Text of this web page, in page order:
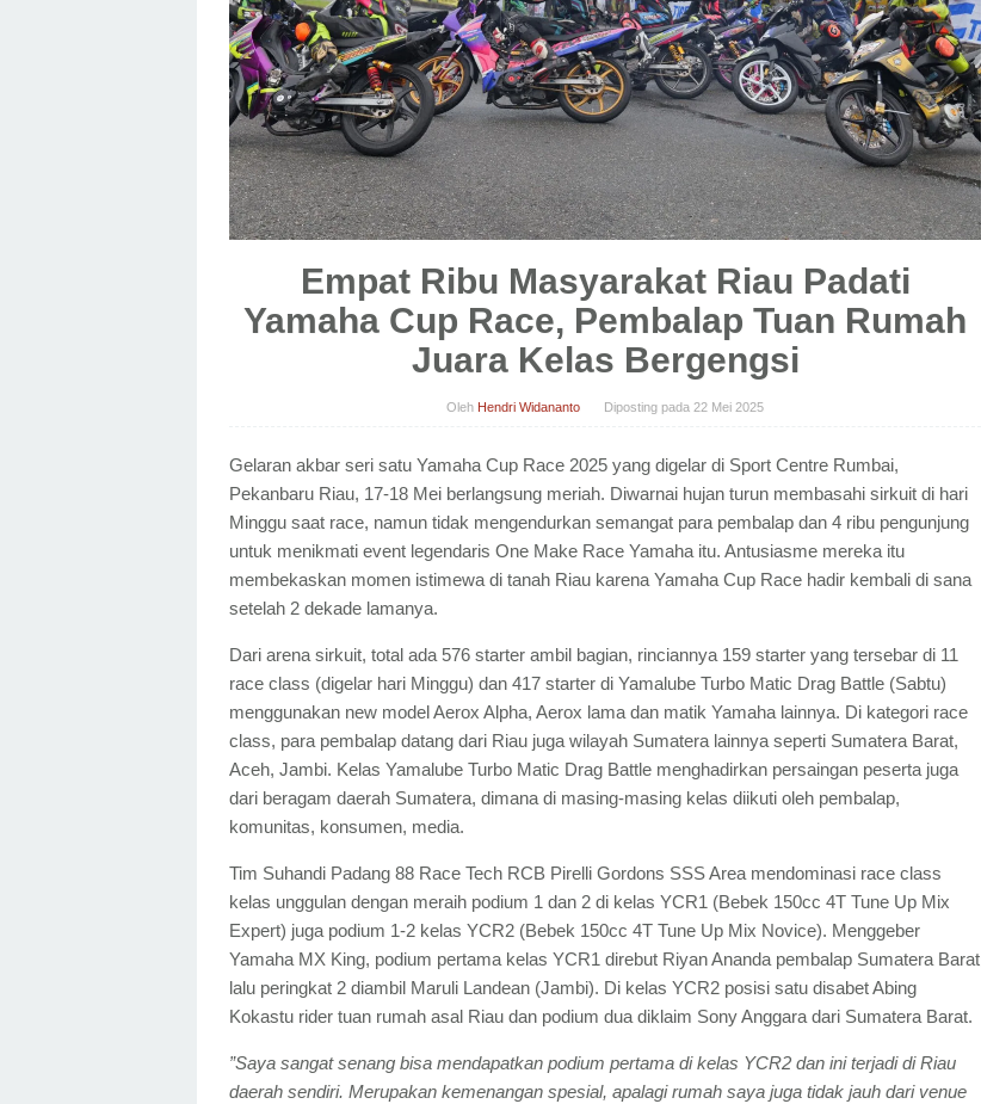
Empat Ribu Masyarakat Riau Padati
Yamaha Cup Race, Pembalap Tuan Rumah
Juara Kelas Bergengsi
Oleh Hendri Widananto Diposting pada 22 Mei 2025
Gelaran akbar seri satu Yamaha Cup Race 2025 yang digelar di Sport Centre Rumbai,
Pekanbaru Riau, 17-18 Mei berlangsung meriah. Diwarnai hujan turun membasahi sirkuit di hari
Minggu saat race, namun tidak mengendurkan semangat para pembalap dan 4 ribu pengunjung
untuk menikmati event legendaris One Make Race Yamaha itu. Antusiasme mereka itu
membekaskan momen istimewa di tanah Riau karena Yamaha Cup Race hadir kembali di sana
setelah 2 dekade lamanya.
Dari arena sirkuit, total ada 576 starter ambil bagian, rinciannya 159 starter yang tersebar di 11
race class (digelar hari Minggu) dan 417 starter di Yamalube Turbo Matic Drag Battle (Sabtu)
menggunakan new model Aerox Alpha, Aerox lama dan matik Yamaha lainnya. Di kategori race
class, para pembalap datang dari Riau juga wilayah Sumatera lainnya seperti Sumatera Barat,
Aceh, Jambi. Kelas Yamalube Turbo Matic Drag Battle menghadirkan persaingan peserta juga
dari beragam daerah Sumatera, dimana di masing-masing kelas diikuti oleh pembalap,
komunitas, konsumen, media.
Tim Suhandi Padang 88 Race Tech RCB Pirelli Gordons SSS Area mendominasi race class
kelas unggulan dengan meraih podium 1 dan 2 di kelas YCR1 (Bebek 150cc 4T Tune Up Mix
Expert) juga podium 1-2 kelas YCR2 (Bebek 150cc 4T Tune Up Mix Novice). Menggeber
Yamaha MX King, podium pertama kelas YCR1 direbut Riyan Ananda pembalap Sumatera Barat
lalu peringkat 2 diambil Maruli Landean (Jambi). Di kelas YCR2 posisi satu disabet Abing
Kokastu rider tuan rumah asal Riau dan podium dua diklaim Sony Anggara dari Sumatera Barat.
”Saya sangat senang bisa mendapatkan podium pertama di kelas YCR2 dan ini terjadi di Riau
daerah sendiri. Merupakan kemenangan spesial, apalagi rumah saya juga tidak jauh dari venue